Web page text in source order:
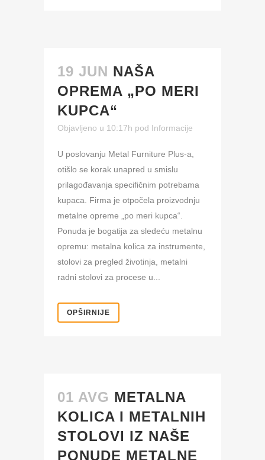
19 JUN NAŠA
OPREMA „PO MERI
KUPCA“
Objavljeno u 10:17h pod Informacije
U poslovanju Metal Furniture Plus-a,
otišlo se korak unapred u smislu
prilagođavanja specifičnim potrebama
kupaca. Firma je otpočela proizvodnju
metalne opreme „po meri kupca“.
Ponuda je bogatija za sledeću metalnu
opremu: metalna kolica za instrumente,
stolovi za pregled životinja, metalni
radni stolovi za procese u...
OPŠIRNIJE
01 AVG METALNA
KOLICA I METALNIH
STOLOVI IZ NAŠE
PONUDE METALNE